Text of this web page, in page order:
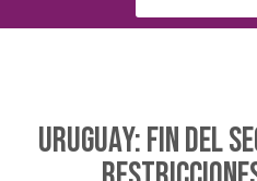
URUGUAY: Fin